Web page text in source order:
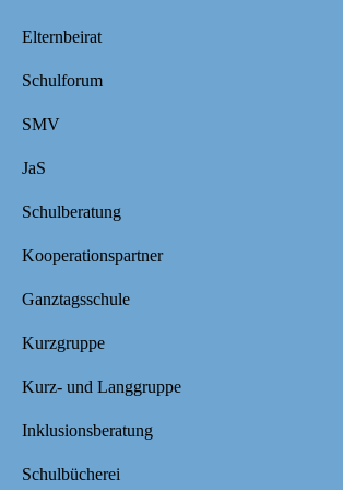
Elternbeirat
Schulforum
SMV
JaS
Schulberatung
Kooperationspartner
Ganztagsschule
Kurzgruppe
Kurz- und Langgruppe
Inklusionsberatung
Schulbücherei